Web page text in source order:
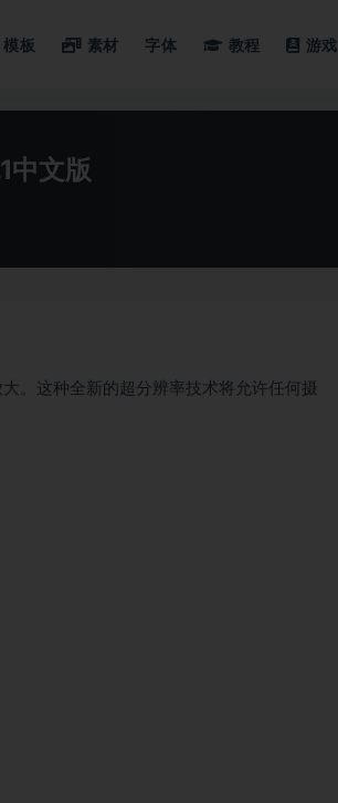
模板 素材 字体 教程 游戏
中文版
。这种全新的超分辨率技术将允许任何摄